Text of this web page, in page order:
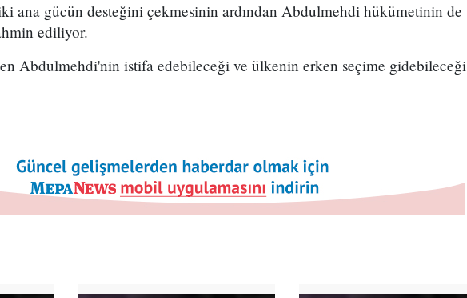
ana gücün desteğini çekmesinin ardından Abdulmehdi hükümetinin de
ediliyor.
Abdulmehdi'nin istifa edebileceği ve ülkenin erken seçime gidebileceği